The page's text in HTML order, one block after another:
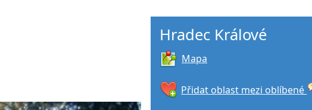
Hradec Králové
Mapa
Přidat oblast mezi oblíbené